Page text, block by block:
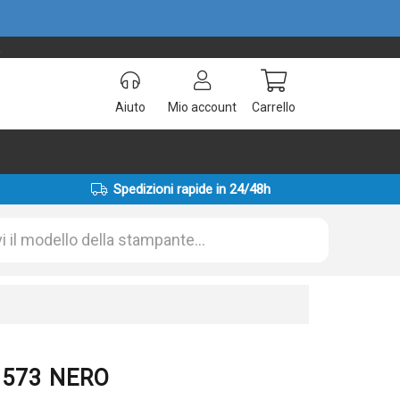
Aiuto Mio account Carrello
Spedizioni rapide in 24/48h
NERO